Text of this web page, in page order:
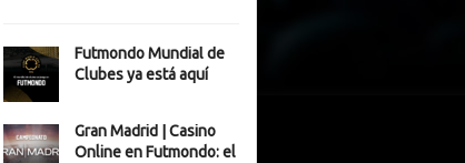
Futmondo Mundial de
Clubes ya está aquí
Gran Madrid | Casino
Online en Futmondo: el